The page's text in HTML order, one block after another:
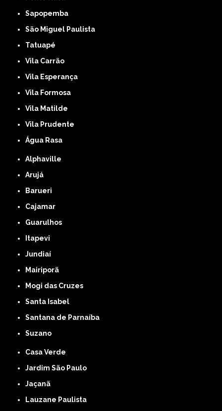
Sapopemba
São Miguel Paulista
Tatuapé
Vila Carrão
Vila Esperança
Vila Formosa
Vila Matilde
Vila Prudente
Água Rasa
Alphaville
Arujá
Barueri
Cajamar
Guarulhos
Itapevi
Jundiaí
Mairiporã
Mogi das Cruzes
Santa Isabel
Santana de Parnaíba
Suzano
Casa Verde
Jardim São Paulo
Jaçanã
Lauzane Paulista